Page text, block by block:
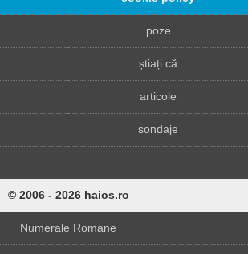
poze
știați că
articole
sondaje
© 2006 - 2026 haios.ro
Numerale Romane